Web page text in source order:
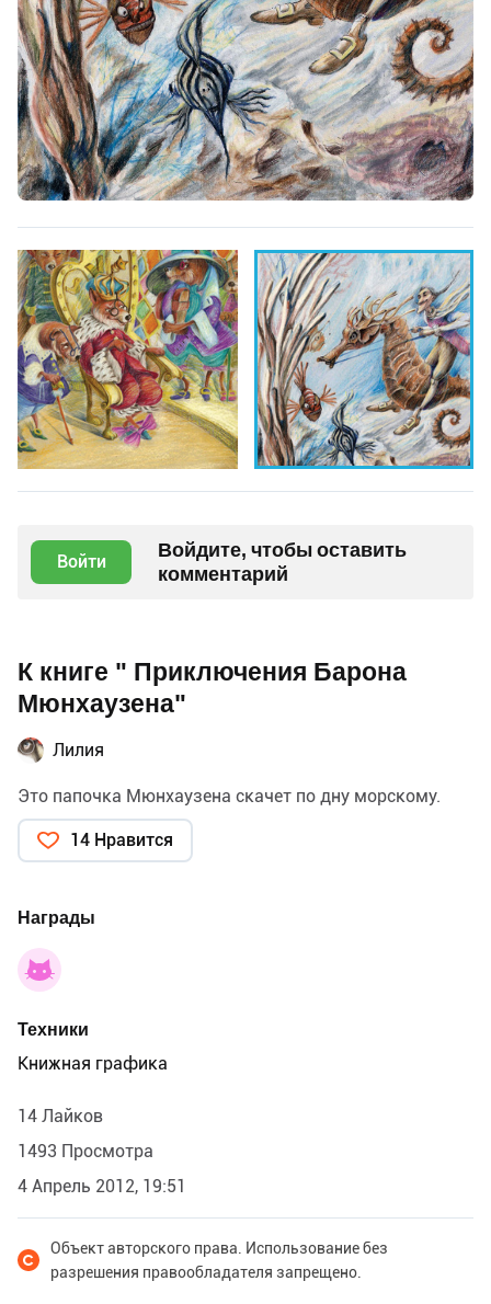
Войти
Войдите, чтобы оставить
комментарий
К книге " Приключения Барона
Мюнхаузена"
Лилия
Это папочка Мюнхаузена скачет по дну морскому.
14 Нравится
Награды
Техники
Книжная графика
14 Лайков
1493 Просмотра
4 Апрель 2012, 19:51
Объект авторского права. Использование без
разрешения правообладателя запрещено.